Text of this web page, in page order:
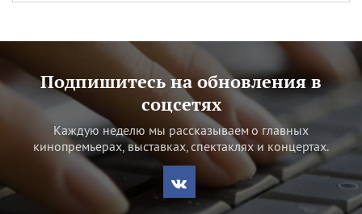
Подпишитесь на обновления в
соцсетях
Каждую неделю мы рассказываем о главных
кинопремьерах, выставках, спектаклях и концертах.